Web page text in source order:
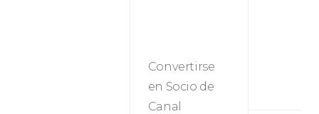
Convertirse
en Socio de
Canal